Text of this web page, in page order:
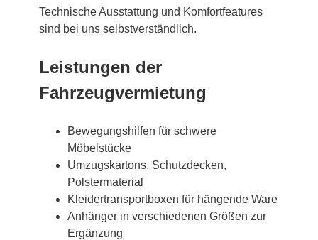
Technische Ausstattung und Komfortfeatures
sind bei uns selbstverständlich.
Leistungen der
Fahrzeugvermietung
Bewegungshilfen für schwere
Möbelstücke
Umzugskartons, Schutzdecken,
Polstermaterial
Kleidertransportboxen für hängende Ware
Anhänger in verschiedenen Größen zur
Ergänzung